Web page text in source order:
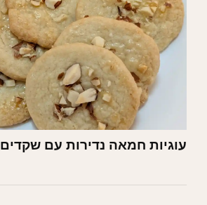
עוגיות חמאה נדירות עם שקדים